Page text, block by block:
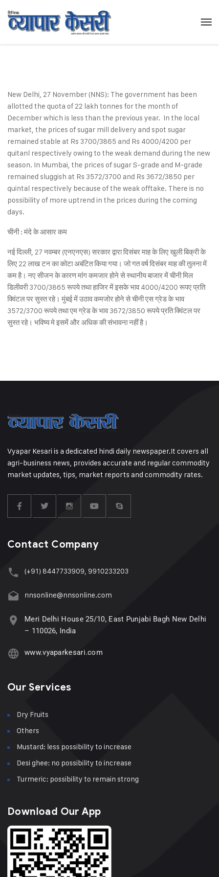
New Delhi, 27 November (NNS): The government has been
allotted the quota of 22 lakh tonnes for the month of
December which is less than the previous year. In the local
market, the prices of sugar mill delivery and spot sugar
remained stable at Rs 3700/3865 and Rs 4000/4200 per
quitanl respectively owing to the weak demand during the new
season. In Mumbai, the prices of sugar S-grade and M-grade
remained sluggish at Rs 3572/3700 and Rs 3672/3850 per
quintal respectively because of the weak offtake. There is no
possibility of more uptrend in the prices during the coming
days.
चीनी : मंदे के आसार कम
नई दिल्ली, 27 नवम्बर (एनएनएस) सरकार द्वारा दिसंबर माह के लिए खुली बिक्री के
लिए 22 लाख टन का कोटा अबंटित किया गया। जो गत वर्ष दिसंबर माह की तुलना में
कम है। नए सीजन के कारण मांग कमजार होने से स्थानीय बाजार में चीनी मिल
डिलीवरी 3700/3865 रूपये तथा हाजिर में इसके भाव 4000/4200 रूपए प्रति
क्विंटल पर सुस्त रहे। मुंबई में उठाव कमजोर होने से चीनी एस ग्रेड के भाव
3572/3700 रूपये तथा एम ग्रेड के भाव 3672/3850 रूपये प्रति क्विंटल पर
सुस्त रहे। भविष्य मे इसमें और अधिक की संभावना नहीं है।
Vyapar Kesari is a dedicated hindi daily newspaper.It covers all
agri-business news, provides accurate and regular commodity
market updates, tips, market reports and commodity rates.
Contact Company
(+91) 8447733909, 9910233203
nnsonline@nnsonline.com
Meri Delhi House 25/10, East Punjabi Bagh New Delhi
– 110026, India
www.vyaparkesari.com
Our Services
Dry Fruits
Others
Mustard: less possibility to increase
Desi ghee: no possibility to increase
Turmeric: possibility to remain strong
Download Our App